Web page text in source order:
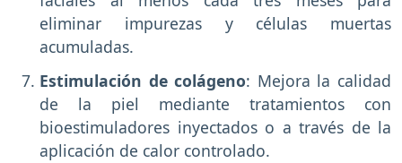
eliminar impurezas y células muertas
acumuladas.
Estimulación de colágeno: Mejora la calidad
de la piel mediante tratamientos con
bioestimuladores inyectados o a través de la
aplicación de calor controlado.